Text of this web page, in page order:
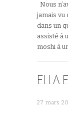
Nous
jamais vu
dans un
assisté à
moshi à
ELLA
27 mars